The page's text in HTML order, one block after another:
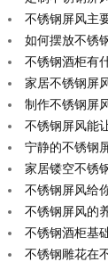
不锈钢屏风主
如何摆放不锈
不锈钢酒柜有
家居不锈钢屏
制作不锈钢屏
不锈钢屏风能
宁静的不锈钢
家居镂空不锈
不锈钢屏风给
不锈钢屏风的
不锈钢酒柜基
不锈钢雕花在